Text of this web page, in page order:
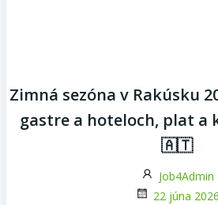
Zimná sezóna v Rakúsku
gastre a hoteloch, plat a
🇦🇹
Job4Admin
22 júna 2026